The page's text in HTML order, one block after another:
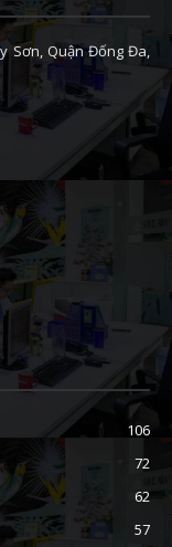
Sơn, Quận Đống Đa,
106
72
62
57